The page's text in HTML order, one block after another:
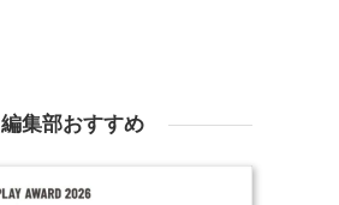
編集部おすすめ